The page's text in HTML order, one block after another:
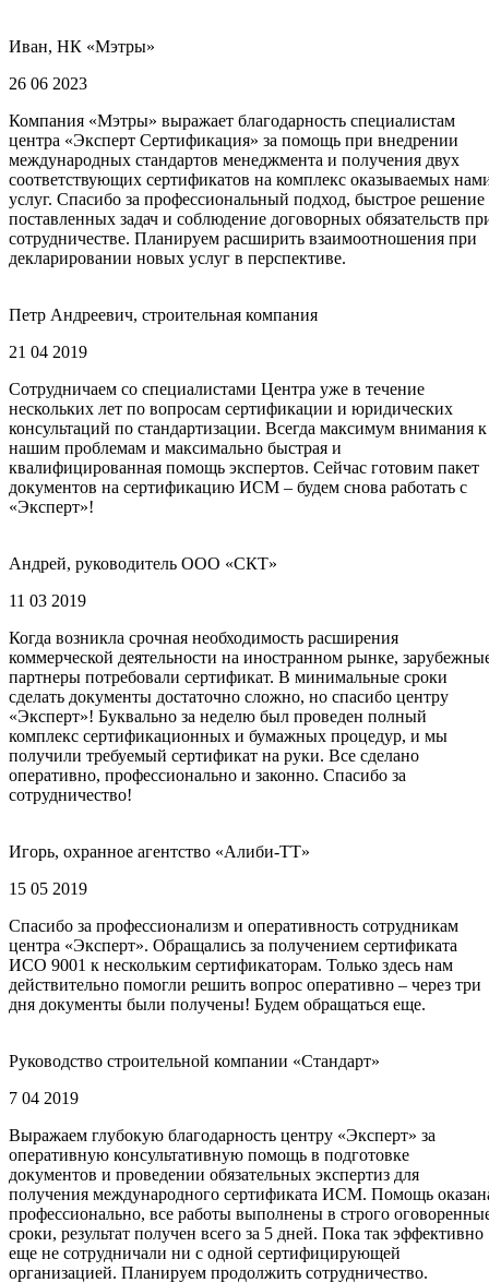
Иван, НК «Мэтры»
26 06 2023
Компания «Мэтры» выражает благодарность специалистам
центра «Эксперт Сертификация» за помощь при внедрении
международных стандартов менеджмента и получения двух
соответствующих сертификатов на комплекс оказываемых
услуг. Спасибо за профессиональный подход, быстрое решение
поставленных задач и соблюдение договорных обязательств
сотрудничестве. Планируем расширить взаимоотношения при
декларировании новых услуг в перспективе.
Петр Андреевич, строительная компания
21 04 2019
Сотрудничаем со специалистами Центра уже в течение
нескольких лет по вопросам сертификации и юридических
консультаций по стандартизации. Всегда максимум внимания к
нашим проблемам и максимально быстрая и
квалифицированная помощь экспертов. Сейчас готовим пакет
документов на сертификацию ИСМ – будем снова работать с
«Эксперт»!
Андрей, руководитель ООО «СКТ»
11 03 2019
Когда возникла срочная необходимость расширения
коммерческой деятельности на иностранном рынке,
партнеры потребовали сертификат. В минимальные сроки
сделать документы достаточно сложно, но спасибо центру
«Эксперт»! Буквально за неделю был проведен полный
комплекс сертификационных и бумажных процедур, и мы
получили требуемый сертификат на руки. Все сделано
оперативно, профессионально и законно. Спасибо за
сотрудничество!
Игорь, охранное агентство «Алиби-ТТ»
15 05 2019
Спасибо за профессионализм и оперативность сотрудникам
центра «Эксперт». Обращались за получением сертификата
ИСО 9001 к нескольким сертификаторам. Только здесь нам
действительно помогли решить вопрос оперативно – через три
дня документы были получены! Будем обращаться еще.
Руководство строительной компании «Стандарт»
7 04 2019
Выражаем глубокую благодарность центру «Эксперт» за
оперативную консультативную помощь в подготовке
документов и проведении обязательных экспертиз для
получения международного сертификата ИСМ. Помощь
профессионально, все работы выполнены в строго
сроки, результат получен всего за 5 дней. Пока так эффективно
еще не сотрудничали ни с одной сертифицирующей
организацией. Планируем продолжить сотрудничество.